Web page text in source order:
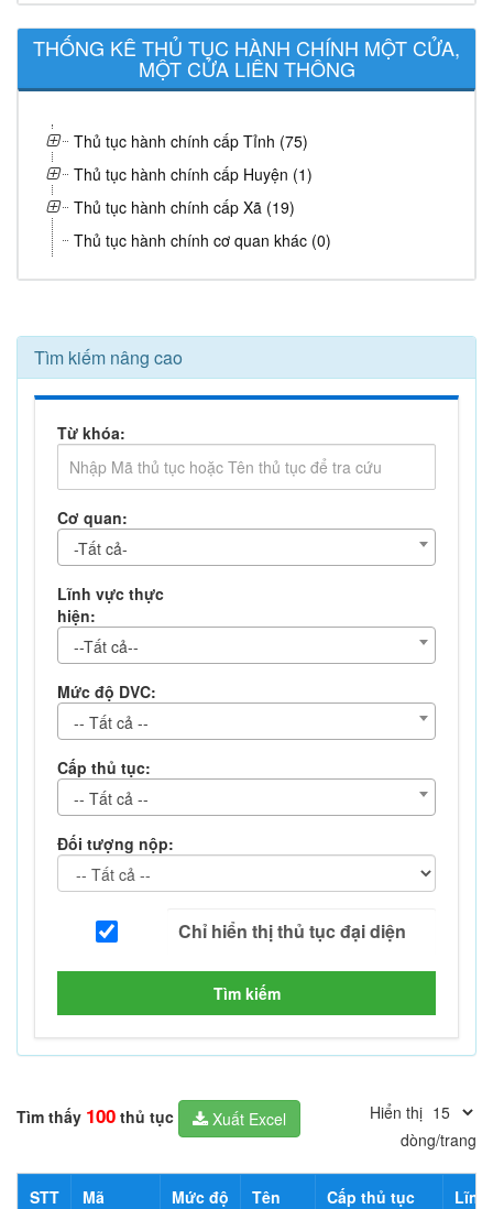
THỐNG KÊ THỦ TỤC HÀNH CHÍNH MỘT CỬA,
MỘT CỬA LIÊN THÔNG
Thủ tục hành chính cấp Tỉnh (75)
Thủ tục hành chính cấp Huyện (1)
Thủ tục hành chính cấp Xã (19)
Thủ tục hành chính cơ quan khác (0)
Tìm kiếm nâng cao
Từ khóa:
Cơ quan:
-Tất cả-
Lĩnh vực thực
hiện:
--Tất cả--
Mức độ DVC:
-- Tất cả --
Cấp thủ tục:
-- Tất cả --
Đối tượng nộp:
Tìm kiếm
Tìm thấy 100 thủ tục Xuất Excel
Hiển thị
dòng/trang
STT
Mã
Mức độ
Tên
Cấp thủ tục
Lĩnh